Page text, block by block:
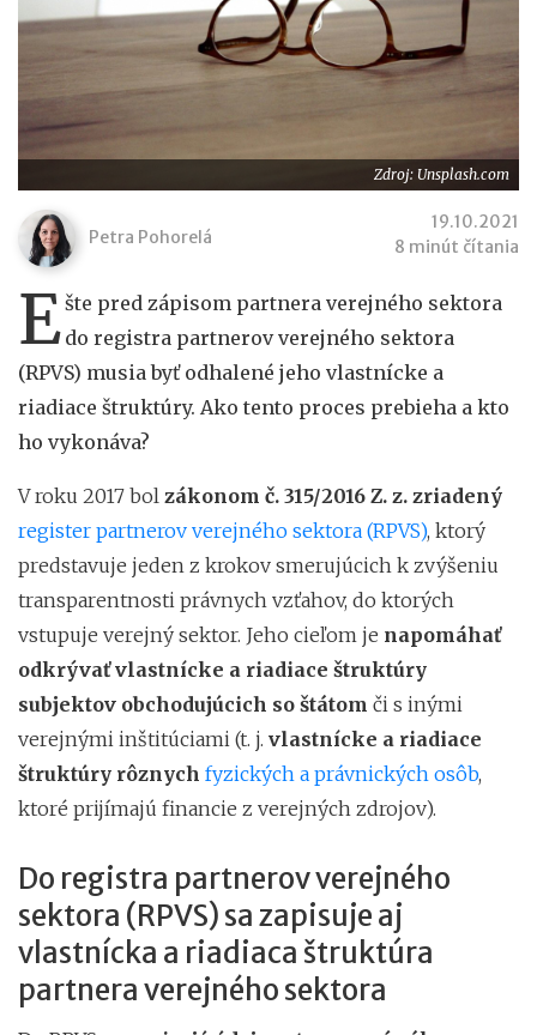
Zdroj: Unsplash.com
Petra Pohorelá
19.10.2021
8 minút čítania
Ešte pred zápisom partnera verejného sektora
do registra partnerov verejného sektora
(RPVS) musia byť odhalené jeho vlastnícke a
riadiace štruktúry. Ako tento proces prebieha a kto
ho vykonáva?
V roku 2017 bol zákonom č. 315/2016 Z. z. zriadený
register partnerov verejného sektora (RPVS), ktorý
predstavuje jeden z krokov smerujúcich k zvýšeniu
transparentnosti právnych vzťahov, do ktorých
vstupuje verejný sektor. Jeho cieľom je napomáhať
odkrývať vlastnícke a riadiace štruktúry
subjektov obchodujúcich so štátom či s inými
verejnými inštitúciami (t. j. vlastnícke a riadiace
štruktúry rôznych fyzických a právnických osôb,
ktoré prijímajú financie z verejných zdrojov).
Do registra partnerov verejného
sektora (RPVS) sa zapisuje aj
vlastnícka a riadiaca štruktúra
partnera verejného sektora